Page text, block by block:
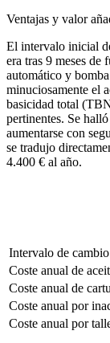
Ventajas y valor
El intervalo inicial
era tras 9 meses
automático y
minuciosamente el
basicidad total
pertinentes. Se
aumentarse con
se tradujo
4.400 € al año.
Intervalo de
Coste anual de
Coste anual de
Coste anual por
Coste anual por